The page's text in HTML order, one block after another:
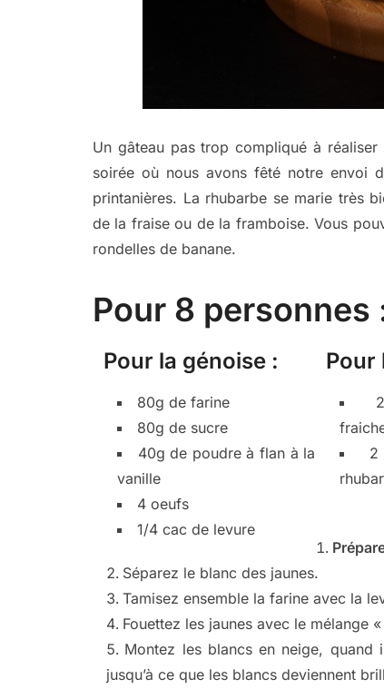
Un gâteau pas trop compliqué à
soirée où nous avons fêté notre envoi
printanières. La rhubarbe se marie très
de la fraise ou de la framboise. Vous
rondelles de banane.
Pour 8 personnes
Pour la génoise :
80g de farine
80g de sucre
40g de poudre à flan à la
vanille
4 oeufs
1/4 cac de levure
Pour
2
Séparez le blanc des jaunes.
Tamisez ensemble la farine avec la
Fouettez les jaunes avec le mélange
Montez les blancs en neige,
jusqu’à ce que les blancs deviennent